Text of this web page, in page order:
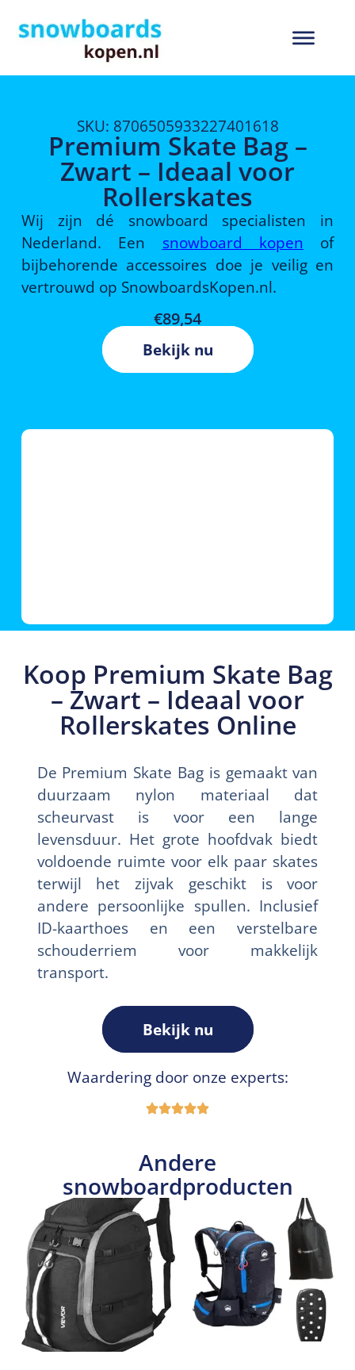
SKU: 8706505933227401618
Premium Skate Bag –
Zwart – Ideaal voor
Rollerskates
Wij zijn dé snowboard specialisten in
Nederland. Een snowboard kopen of
bijbehorende accessoires doe je veilig en
vertrouwd op SnowboardsKopen.nl.
€89,54
Bekijk nu
Koop Premium Skate Bag
– Zwart – Ideaal voor
Rollerskates Online
De Premium Skate Bag is gemaakt van
duurzaam nylon materiaal dat
scheurvast is voor een lange
levensduur. Het grote hoofdvak biedt
voldoende ruimte voor elk paar skates
terwijl het zijvak geschikt is voor
andere persoonlijke spullen. Inclusief
ID-kaarthoes en een verstelbare
schouderriem voor makkelijk
transport.
Bekijk nu
Waardering door onze experts:
Andere
snowboardproducten